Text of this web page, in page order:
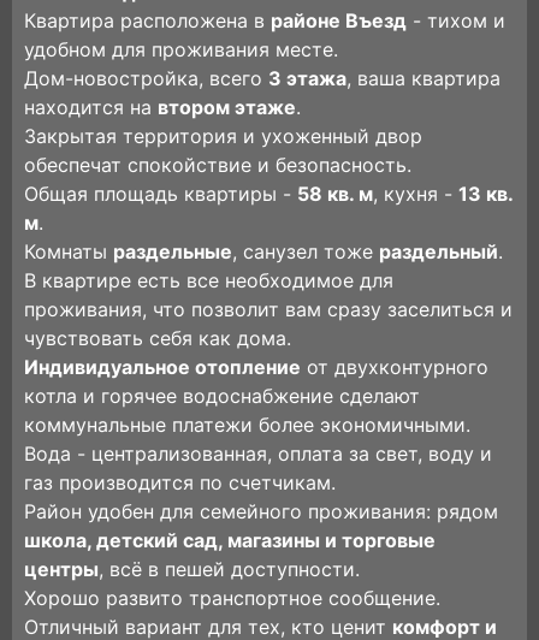
Квартира расположена в районе Въезд - тихом и
удобном для проживания месте.
Дом-новостройка, всего 3 этажа, ваша квартира
находится на втором этаже.
Закрытая территория и ухоженный двор
обеспечат спокойствие и безопасность.
Общая площадь квартиры - 58 кв. м, кухня - 13 кв.
м.
Комнаты раздельные, санузел тоже раздельный.
В квартире есть все необходимое для
проживания, что позволит вам сразу заселиться и
чувствовать себя как дома.
Индивидуальное отопление от двухконтурного
котла и горячее водоснабжение сделают
коммунальные платежи более экономичными.
Вода - централизованная, оплата за свет, воду и
газ производится по счетчикам.
Район удобен для семейного проживания: рядом
школа, детский сад, магазины и торговые
центры, всё в пешей доступности.
Хорошо развито транспортное сообщение.
Отличный вариант для тех, кто ценит комфорт и